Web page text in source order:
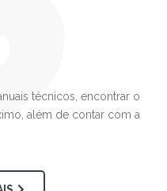
técnicos, encontrar o
além de contar com a